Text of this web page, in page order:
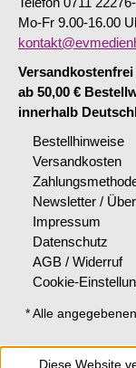
Mo-Fr 9.00-16.00
Versandkostenfrei
ab 50,00 €
innerhalb
Bestellhinweise
Versandkosten
Newsletter /
Impressum
Datenschutz
AGB / Widerruf
Cookie-
* Alle
Diese Website